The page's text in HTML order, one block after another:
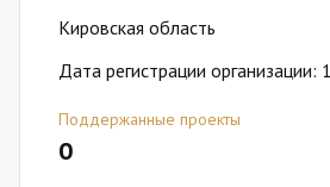
Кировская область
Дата регистрации организации:
Поддержанные проекты
0